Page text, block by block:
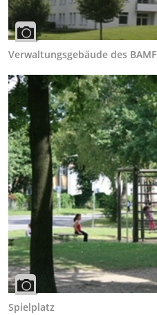
Verwaltungsgebäude des BAMF
Spielplatz